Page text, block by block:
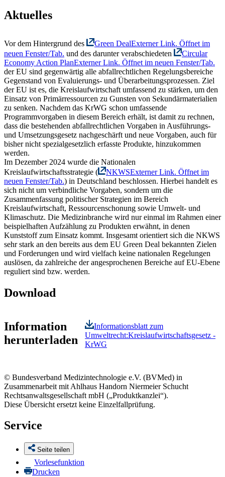
Aktuelles
Vor dem Hintergrund des Green DealExterner Link. Öffnet im
neuen Fenster/Tab. und des darunter verabschiedeten
Circular
Economy Action PlanExterner Link. Öffnet im neuen Fenster/Tab.
der EU sind gegenwärtig alle abfallrechtlichen Regelungsbereiche
Gegenstand von Evaluierungs- und Überarbeitungsprozessen. Ziel
der EU ist es, die Kreislaufwirtschaft umfassend zu stärken, um den
Einsatz von Primärressourcen zu Gunsten von Sekundärmaterialien
zu senken. Nachdem das KrWG schon umfassende
Programmvorgaben in diesem Bereich erhält, ist damit zu rechnen,
dass die bestehenden abfallrechtlichen Vorgaben in Ausführungs-
und Umsetzungsgesetz nachgeschärft und neue Vorgaben, auch für
bisher nicht spezialgesetzlich erfasste Produkte, hinzukommen
werden.
Im Dezember 2024 wurde die Nationalen
Kreislaufwirtschaftsstrategie (
NKWSExterner Link. Öffnet im
neuen Fenster/Tab.) in Deutschland beschlossen. Hierbei handelt es
sich nicht um verbindliche Vorgaben, sondern um die
Zusammenfassung politischer Strategien im Bereich
Kreislaufwirtschaft, Ressourcenschonung sowie Umwelt- und
Klimaschutz. Die Medizinbranche wird nur einmal im Rahmen einer
beispielhaften Aufzählung zu Produkten erwähnt, in denen
Kunststoff zum Einsatz kommt. Insgesamt orientiert sich die NKWS
sehr stark an den bereits aus dem EU Green Deal bekannten Zielen
und Forderungen und wird vielfach keine nationalen Regelungen
auslösen, da zahlreiche der angesprochenen Bereiche auf EU-Ebene
reguliert sind bzw. werden.
Download
Information
herunterladen
Informationsblatt zum
Umweltrecht:Kreislaufwirtschaftsgesetz -
KrWG
© Bundesverband Medizintechnologie e.V. (BVMed) in
Zusammenarbeit mit Ahlhaus Handorn Niermeier Schucht
Rechtsanwaltsgesellschaft mbH („Produktkanzlei“).
Diese Übersicht ersetzt keine Einzelfallprüfung.
Service
Seite teilen
Vorlesefunktion
Drucken